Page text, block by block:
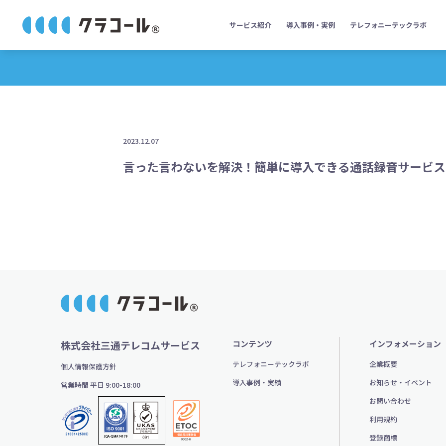
サービス紹介 導入事例・実例 テレフォニーテックラボ
2023.12.07
言った言わないを解決！簡単に導入できる通話録音サービス
株式会社三通テレコムサービス
個人情報保護方針
営業時間 平日 9:00-18:00
コンテンツ
テレフォニーテックラボ
導入事例・実績
インフォメーション
企業概要
お知らせ・イベント
お問い合わせ
利用規約
登録商標